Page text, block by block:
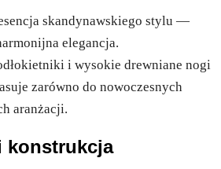
skandynawskiego stylu —
elegancja.
i wysokie drewniane nogi
zarówno do nowoczesnych
aranżacji.
konstrukcja